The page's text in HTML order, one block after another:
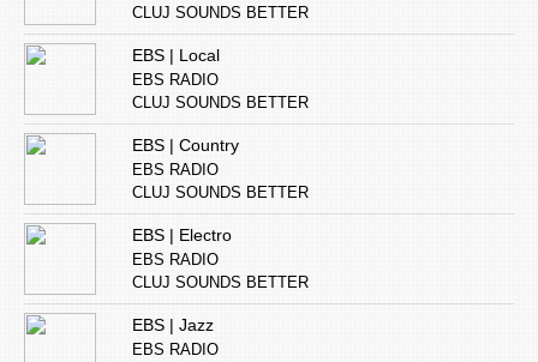
CLUJ SOUNDS BETTER
EBS | Local
EBS RADIO
CLUJ SOUNDS BETTER
EBS | Country
EBS RADIO
CLUJ SOUNDS BETTER
EBS | Electro
EBS RADIO
CLUJ SOUNDS BETTER
EBS | Jazz
EBS RADIO